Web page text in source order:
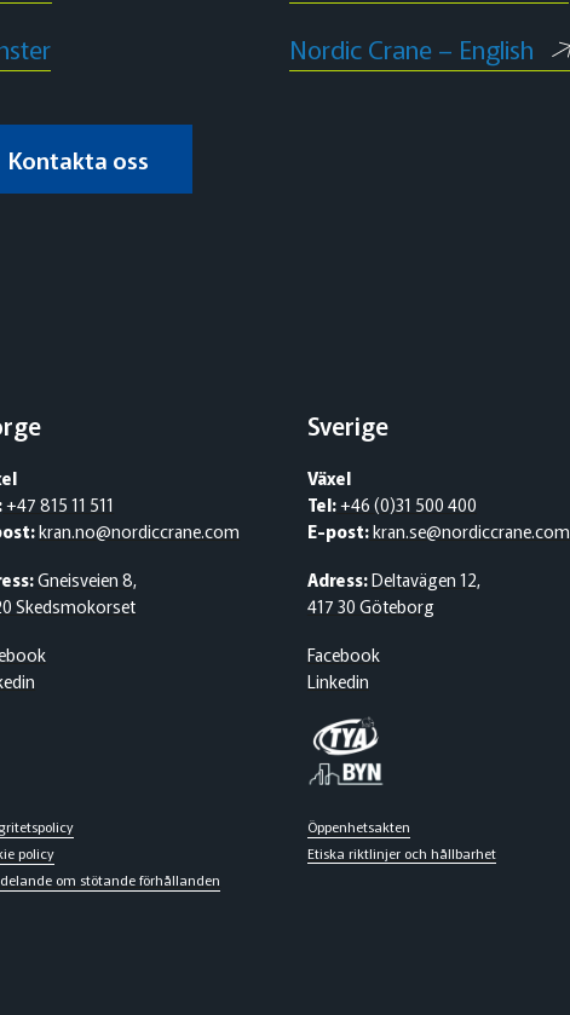
Kontakta oss
Nordic Crane – English
+47 815 11 511
kran.no@nordiccrane.com
Gneisveien 8,
Skedsmokorset
Sverige
Växel
Tel:+46 (0)31 500 400
E-post:kran.se@nordiccrane.com
Adress:Deltavägen 12,
417 30 Göteborg
Facebook
Linkedin
policy
om stötande förhållanden
Öppenhetsakten
Etiska riktlinjer och hållbarhet